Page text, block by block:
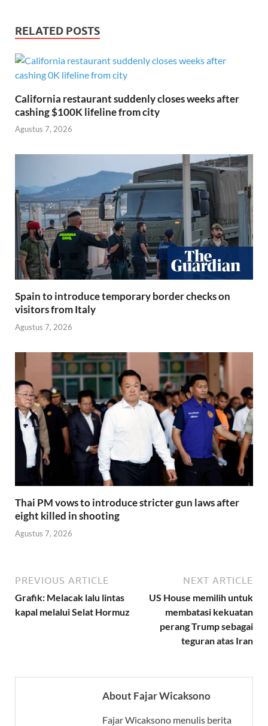
RELATED POSTS
California restaurant suddenly closes weeks after
cashing $100K lifeline from city
Agustus 7, 2026
Spain to introduce temporary border checks on
visitors from Italy
Agustus 7, 2026
Thai PM vows to introduce stricter gun laws after
eight killed in shooting
Agustus 7, 2026
PREVIOUS ARTICLE
Grafik: Melacak lalu lintas
kapal melalui Selat Hormuz
NEXT ARTICLE
US House memilih untuk
membatasi kekuatan
perang Trump sebagai
teguran atas Iran
About Fajar Wicaksono
Fajar Wicaksono menulis berita